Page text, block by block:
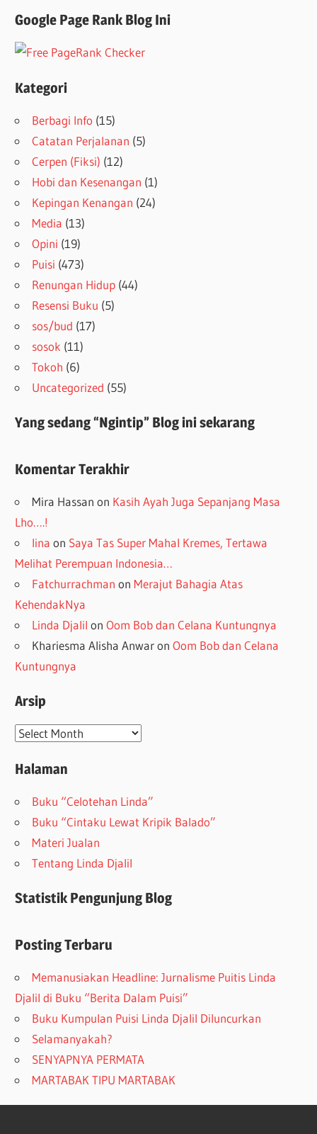
Google Page Rank Blog Ini
Kategori
Berbagi Info (15)
Catatan Perjalanan (5)
Cerpen (Fiksi) (12)
Hobi dan Kesenangan (1)
Kepingan Kenangan (24)
Media (13)
Opini (19)
Puisi (473)
Renungan Hidup (44)
Resensi Buku (5)
sos/bud (17)
sosok (11)
Tokoh (6)
Uncategorized (55)
Yang sedang “Ngintip” Blog ini sekarang
Komentar Terakhir
Mira Hassan on Kasih Ayah Juga Sepanjang Masa
Lho….!
lina on Saya Tas Super Mahal Kremes, Tertawa
Melihat Perempuan Indonesia…
Fatchurrachman on Merajut Bahagia Atas
KehendakNya
Linda Djalil onOom Bob dan Celana Kuntungnya
Khariesma Alisha AnwaronOom Bob dan Celana
Kuntungnya
Arsip
Arsip
Halaman
Buku “Celotehan Linda”
Buku “Cintaku Lewat Kripik Balado”
Materi Jualan
Tentang Linda Djalil
Statistik Pengunjung Blog
Posting Terbaru
Memanusiakan Headline: Jurnalisme Puitis Linda
Djalil di Buku “Berita Dalam Puisi”
Buku Kumpulan Puisi Linda Djalil Diluncurkan
Selamanyakah?
SENYAPNYA PERMATA
MARTABAK TIPU MARTABAK